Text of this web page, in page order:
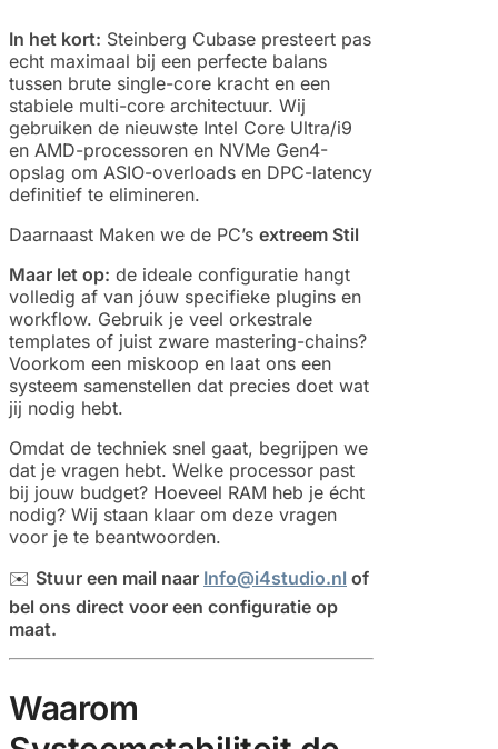
In het kort: Steinberg Cubase presteert pas
echt maximaal bij een perfecte balans
tussen brute single-core kracht en een
stabiele multi-core architectuur. Wij
gebruiken de nieuwste Intel Core Ultra/i9
en AMD-processoren en NVMe Gen4-
opslag om ASIO-overloads en DPC-latency
definitief te elimineren.
Daarnaast Maken we de PC’s extreem Stil
Maar let op: de ideale configuratie hangt
volledig af van jóuw specifieke plugins en
workflow. Gebruik je veel orkestrale
templates of juist zware mastering-chains?
Voorkom een miskoop en laat ons een
systeem samenstellen dat precies doet wat
jij nodig hebt.
Omdat de techniek snel gaat, begrijpen we
dat je vragen hebt. Welke processor past
bij jouw budget? Hoeveel RAM heb je écht
nodig? Wij staan klaar om deze vragen
voor je te beantwoorden.
✉️ Stuur een mail naar Info@i4studio.nl of
bel ons direct voor een configuratie op
maat.
Waarom